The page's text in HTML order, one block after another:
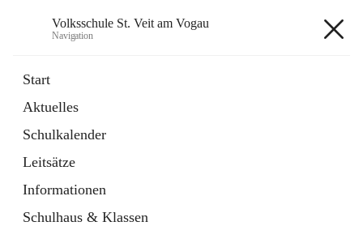
Volksschule St. Veit am Vogau
Navigation
Start
Aktuelles
Schulkalender
Leitsätze
Informationen
Schulhaus & Klassen